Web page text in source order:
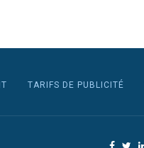
TARIFS DE PUBLICITÉ